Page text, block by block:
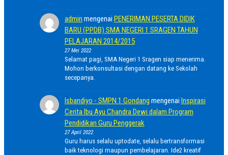
admin mengenai PENERIMAN PESERTA DIDIK
BARU (PPDB) SMA NEGERI 1 SRAGEN TAHUN
PELAJARAN 2014/2015
27 Mei 2022
Selamat pagi, SMA Negeri 1 Sragen siap menerima.
Mohon berkonsultasi dengan datang ke Sekolah
secepanya.
Isbandiyo - SMPN 1 Gondang mengenai Inspirasi
Cerita Ibu Ayu Chandra Dewi dalam Program
Pendidikan Guru Penggerak
27 April 2022
Guru harus selalu uptodate, selalu bertransformasi
baik teknologi maupun pembelajaran. Ide2 kreatif